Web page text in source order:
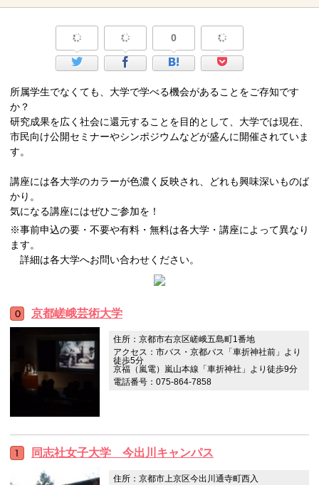
0
所属学生でなくても、大学で学べる機会があることをご存知です
か？
研究成果を広く社会に還元することを目的として、大学では現在、
市民向け公開セミナーやシンポジウムなどが盛んに開催されていま
す。
講座には各大学のカラーが色濃く反映され、どれも興味深いものば
かり。
気になる講座にはぜひご参加を！
※事前申込の要・不要や有料・無料は各大学・講座によって異なり
ます。
詳細は各大学へお問い合わせください。
京都嵯峨芸術大学
住所：京都市右京区嵯峨五島町1番地
アクセス：市バス・京都バス「車折神社前」より
徒歩5分
京福（嵐電）嵐山本線「車折神社」より徒歩9分
電話番号：075-864-7858
同志社女子大学 今出川キャンパス
住所：京都市上京区今出川通寺町西入